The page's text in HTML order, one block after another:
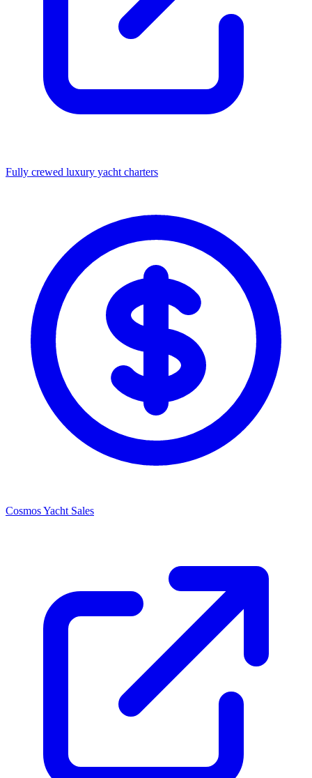
Fully crewed luxury yacht charters
Cosmos Yacht Sales